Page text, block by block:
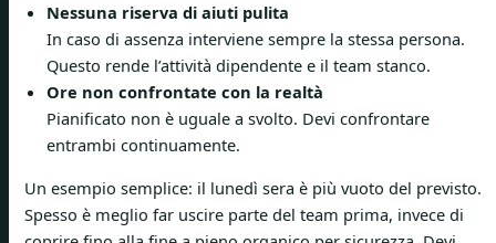
Nessuna riserva di aiuti pulita
In caso di assenza interviene sempre la stessa persona.
Questo rende l’attività dipendente e il team stanco.
Ore non confrontate con la realtà
Pianificato non è uguale a svolto. Devi confrontare
entrambi continuamente.
Un esempio semplice: il lunedì sera è più vuoto del previsto.
Spesso è meglio far uscire parte del team prima, invece di